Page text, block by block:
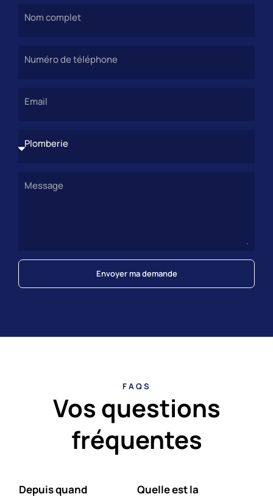
Envoyer ma demande
FAQS
Vos questions
fréquentes
Depuis quand Quelle est la